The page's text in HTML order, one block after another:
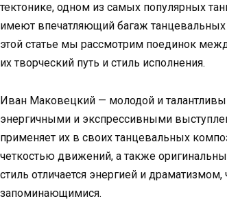
тектонике, одном из самых популярных
имеют впечатляющий багаж
этой статье мы рассмотрим поединок
их творческий путь и стиль исполнения.
Иван Маковецкий — молодой и
энергичными и экспрессивными
применяет их в своих танцевальных
четкостью движений, а также
стиль отличается энергией и
запоминающимися.